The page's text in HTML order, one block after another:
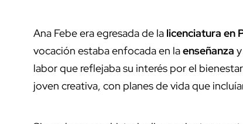
Ana Febe era egresada de la licenciatura en
vocación estaba enfocada en laenseñanza
labor que reflejaba su interés por el
joven creativa, con planes de vida que